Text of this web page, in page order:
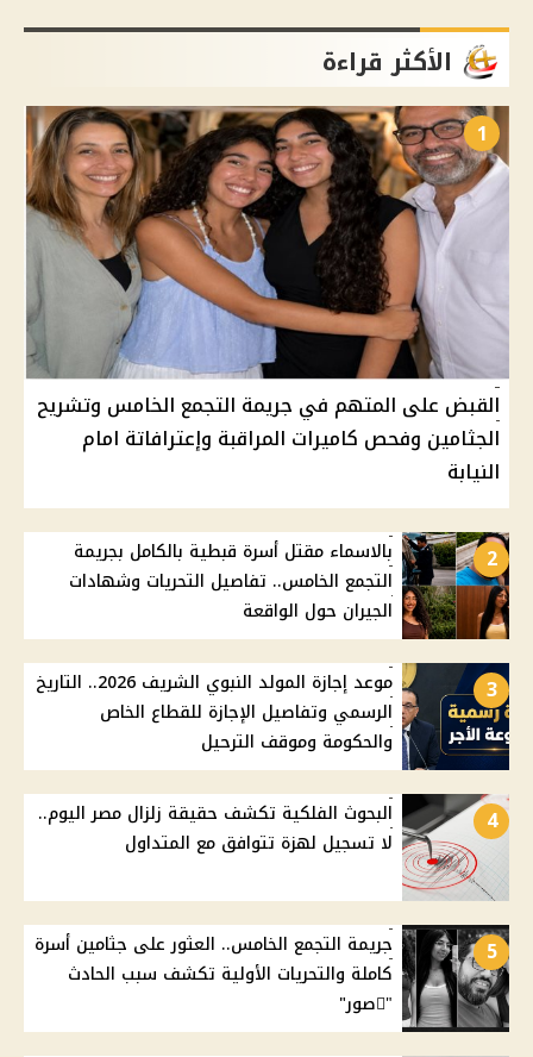
الأكثر قراءة
1
القبض على المتهم في جريمة التجمع الخامس وتشريح
الجثامين وفحص كاميرات المراقبة وإعترافاتة امام
النيابة
2
بالاسماء مقتل أسرة قبطية بالكامل بجريمة
التجمع الخامس.. تفاصيل التحريات وشهادات
الجيران حول الواقعة
3
موعد إجازة المولد النبوي الشريف 2026.. التاريخ
الرسمي وتفاصيل الإجازة للقطاع الخاص
والحكومة وموقف الترحيل
4
البحوث الفلكية تكشف حقيقة زلزال مصر اليوم..
لا تسجيل لهزة تتوافق مع المتداول
5
جريمة التجمع الخامس.. العثور على جثامين أسرة
كاملة والتحريات الأولية تكشف سبب الحادث
"ًصور"